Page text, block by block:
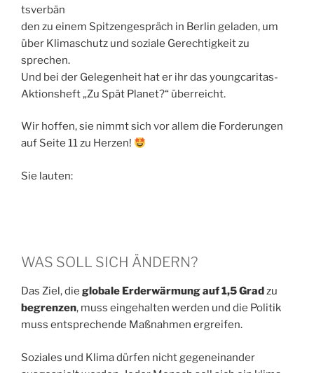
tsverbän
den zu einem Spitzengespräch in Berlin geladen, um
über Klimaschutz und soziale Gerechtigkeit zu
sprechen.
Und bei der Gelegenheit hat er ihr das youngcaritas-
Aktionsheft „Zu Spät Planet?“ überreicht.
Wir hoffen, sie nimmt sich vor allem die Forderungen
auf Seite 11 zu Herzen!
Sie lauten:
WAS SOLL SICH ÄNDERN?
Das Ziel, die globale Erderwärmung auf 1,5 Grad zu
begrenzen, muss eingehalten werden und die Politik
muss entsprechende Maßnahmen ergreifen.
Soziales und Klima dürfen nicht gegeneinander